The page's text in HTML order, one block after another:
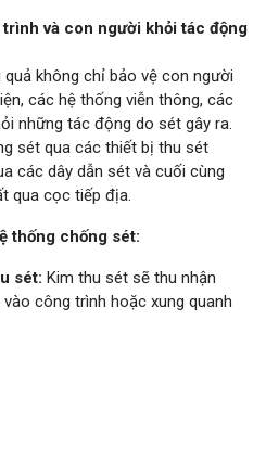
và con người khỏi tác động
không chỉ bảo vệ con người
các hệ thống viễn thông, các
những tác động do sét gây ra.
sét qua các thiết bị thu sét
các dây dẫn sét và cuối cùng
qua cọc tiếp địa.
thống chống sét:
sét: Kim thu sét sẽ thu nhận
công trình hoặc xung quanh